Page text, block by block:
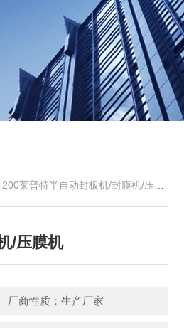
莱普特半自动封板机/封膜机/压膜机
/压膜机
厂商性质：生产厂家